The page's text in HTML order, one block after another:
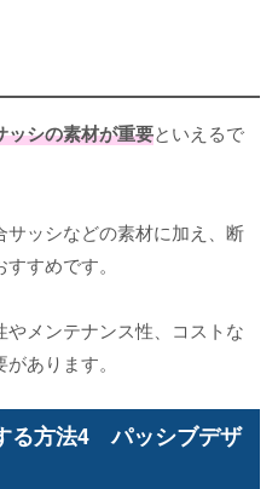
ッシの素材が重要といえるで
ッシなどの素材に加え、断
すめです。
メンテナンス性、コストな
あります。
る方法4 パッシブデザ